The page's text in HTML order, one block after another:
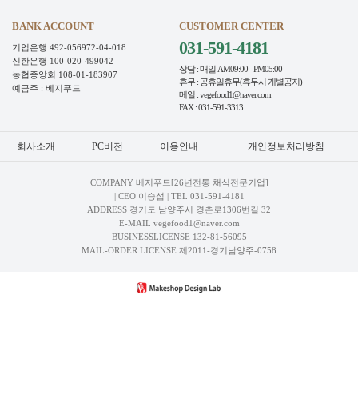
BANK ACCOUNT
기업은행 492-056972-04-018
신한은행 100-020-499042
농협중앙회 108-01-183907
예금주 : 베지푸드
CUSTOMER CENTER
031-591-4181
상담 : 매일 AM09:00 - PM05:00
휴무 : 공휴일휴무(휴무시 개별공지)
메일 : vegefood1@naver.com
FAX : 031-591-3313
회사소개 PC버전 이용안내 개인정보처리방침
COMPANY 베지푸드[26년전통 채식전문기업]
| CEO 이승섭 | TEL 031-591-4181
ADDRESS 경기도 남양주시 경춘로1306번길 32
E-MAIL vegefood1@naver.com
BUSINESSLICENSE 132-81-56095
MAIL-ORDER LICENSE 제2011-경기남양주-0758